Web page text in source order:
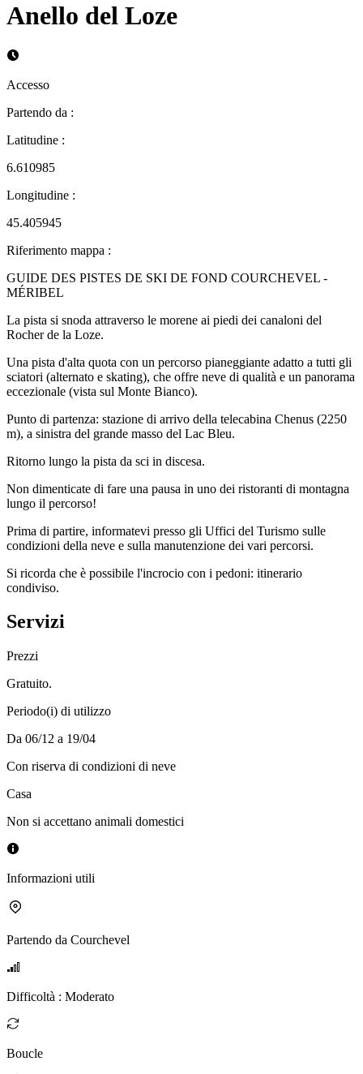
Anello del Loze
Accesso
Partendo da :
Latitudine :
6.610985
Longitudine :
45.405945
Riferimento mappa :
GUIDE DES PISTES DE SKI DE FOND COURCHEVEL -
MÉRIBEL
La pista si snoda attraverso le morene ai piedi dei canaloni del
Rocher de la Loze.
Una pista d'alta quota con un percorso pianeggiante adatto a tutti gli
sciatori (alternato e skating), che offre neve di qualità e un panorama
eccezionale (vista sul Monte Bianco).
Punto di partenza: stazione di arrivo della telecabina Chenus (2250
m), a sinistra del grande masso del Lac Bleu.
Ritorno lungo la pista da sci in discesa.
Non dimenticate di fare una pausa in uno dei ristoranti di montagna
lungo il percorso!
Prima di partire, informatevi presso gli Uffici del Turismo sulle
condizioni della neve e sulla manutenzione dei vari percorsi.
Si ricorda che è possibile l'incrocio con i pedoni: itinerario
condiviso.
Servizi
Prezzi
Gratuito.
Periodo(i) di utilizzo
Da 06/12 a 19/04
Con riserva di condizioni di neve
Casa
Non si accettano animali domestici
Informazioni utili
Partendo da Courchevel
Difficoltà : Moderato
Boucle